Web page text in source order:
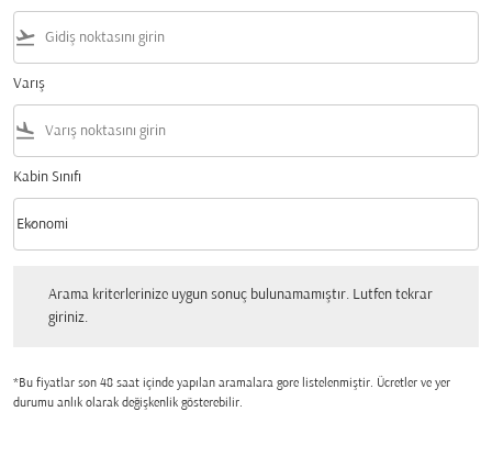
flight_takeoff
Varış
flight_land
Kabin Sınıfı
Kabin Sınıfı option Ekonomi Selected
Ekonomi
keyboard_arrow_down
Arama kriterlerinize uygun sonuç bulunamamıştır. Lutfen tekrar
giriniz.
*Bu fiyatlar son 48 saat içinde yapılan aramalara gore listelenmiştir. Ücretler ve yer
durumu anlık olarak değişkenlik gösterebilir.